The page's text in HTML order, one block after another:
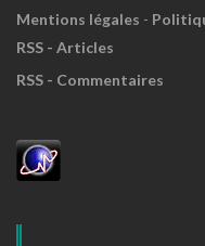
Mentions légales -
RSS - Articles
RSS - Commentaires